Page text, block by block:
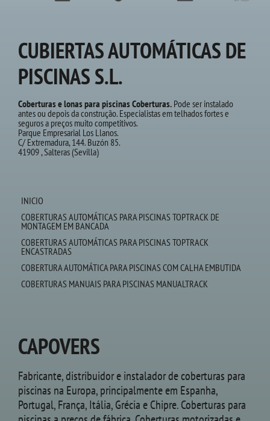
CUBIERTAS AUTOMÁTICAS DE
PISCINAS S.L.
Coberturas e lonas para piscinas Coberturas. Pode ser instalado
antes ou depois da construção. Especialistas em telhados fortes e
seguros a preços muito competitivos.
Parque Empresarial Los Llanos.
C/ Extremadura, 144. Buzón 85.
41909 , Salteras (Sevilla)
INICIO
COBERTURAS AUTOMÁTICAS PARA PISCINAS TOPTRACK DE
MONTAGEM EM BANCADA
COBERTURAS AUTOMÁTICAS PARA PISCINAS TOPTRACK
ENCASTRADAS
COBERTURA AUTOMÁTICA PARA PISCINAS COM CALHA EMBUTIDA
COBERTURAS MANUAIS PARA PISCINAS MANUALTRACK
CAPOVERS
Fabricante, distribuidor e instalador de coberturas para
piscinas na Europa, principalmente em Espanha,
Portugal, França, Itália, Grécia e Chipre. Coberturas para